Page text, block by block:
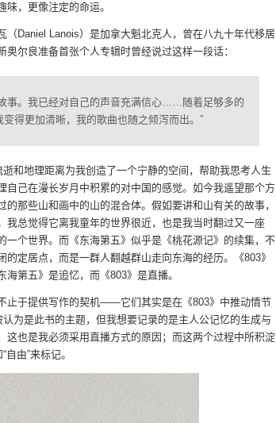
，更像注定的命运。
（Daniel Lanois）是加拿大魁北克人，曾在八九十年代移居
尔良准备首张个人专辑时曾经说过这样一段话：
事。我已经对自己的声音充满信心……随着足够多的
得更加清晰，我的歌曲也随之倾泻而出。”
和地理距离为我创造了一个宁静的空间，帮助我思考人生
自己在漫长岁月中积累的对中国的感觉。如今我遥望那个方
那些山和画中的山的混合体。假如要讲和山有关的故事，
我总觉得它离我童年的世界很近，也是我当时翻过又一座
一个世界。而《东海第五》似乎是《桃花源记》的续集，不
的定居点，而是一群人翻越群山走向东海的经历。《803》
第五》是追忆，而《803》是直播。
止于提供写作的契机——它们其实是在《803》中推动情节
认为是此书的主题，但我想要记录的是主人公记忆的生成与
这也是我必须采用直播方式的原因；而这两个过程中所积淀
由”来标记。